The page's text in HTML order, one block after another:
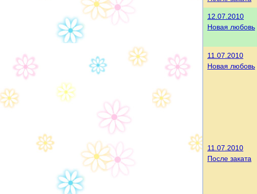
12.07.2010
Новая любовь
11.07.2010
Новая любовь
11.07.2010
После заката